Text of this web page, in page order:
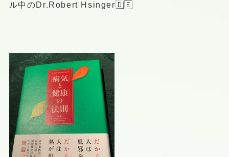
ル中のDr.Robert Hsinger🇩🇪